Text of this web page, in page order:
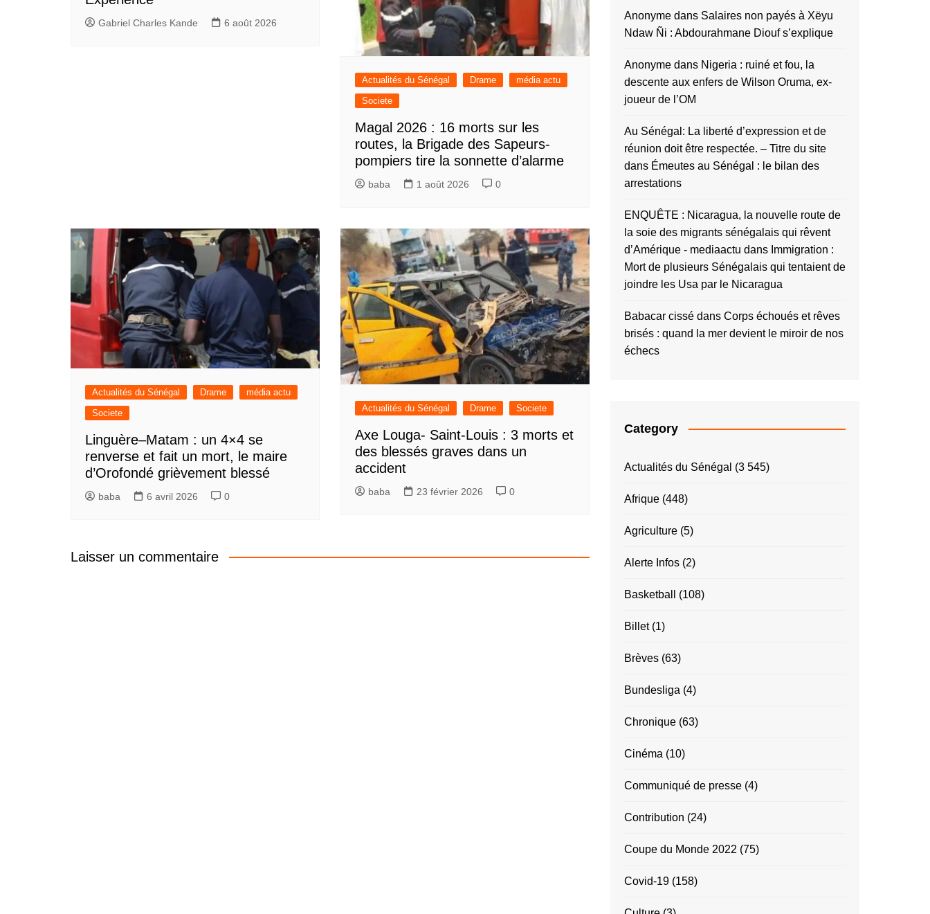
Gabriel Charles Kande 6 août 2026
Actualités du Sénégal Drame
média actu
Societe
Magal 2026 : 16 morts sur les
routes, la Brigade des Sapeurs-
pompiers tire la sonnette d’alarme
baba 1 août 2026 0
Actualités du Sénégal Drame
média actu
Societe
Linguère–Matam : un 4×4 se
renverse et fait un mort, le maire
d’Orofondé grièvement blessé
baba 6 avril 2026 0
Actualités du Sénégal Drame Societe
Axe Louga- Saint-Louis : 3 morts et
des blessés graves dans un
accident
baba 23 février 2026 0
Laisser un commentaire
Anonyme dans Salaires non payés à Xëyu
Ndaw Ñi : Abdourahmane Diouf s’explique
Anonyme dans Nigeria : ruiné et fou, la
descente aux enfers de Wilson Oruma, ex-
joueur de l’OM
Au Sénégal: La liberté d’expression et de
réunion doit être respectée. – Titre du site
dans Émeutes au Sénégal : le bilan des
arrestations
ENQUÊTE : Nicaragua, la nouvelle route de
la soie des migrants sénégalais qui rêvent
d’Amérique - mediaactu dans Immigration :
Mort de plusieurs Sénégalais qui tentaient de
joindre les Usa par le Nicaragua
Babacar cissé dans Corps échoués et rêves
brisés : quand la mer devient le miroir de nos
échecs
Category
Actualités du Sénégal (3 545)
Afrique (448)
Agriculture (5)
Alerte Infos (2)
Basketball (108)
Billet(1)
Brèves (63)
Bundesliga (4)
Chronique (63)
Cinéma (10)
Communiqué de presse (4)
Contribution (24)
Coupe du Monde 2022 (75)
Covid-19 (158)